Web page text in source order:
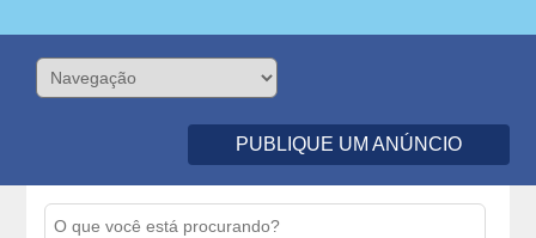
PUBLIQUE UM ANÚNCIO